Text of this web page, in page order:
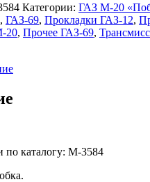
Категории: ГАЗ М-20
, ГАЗ-69, Прокладки ГАЗ-12,
20, Прочее ГАЗ-69,
по каталогу: М-3584